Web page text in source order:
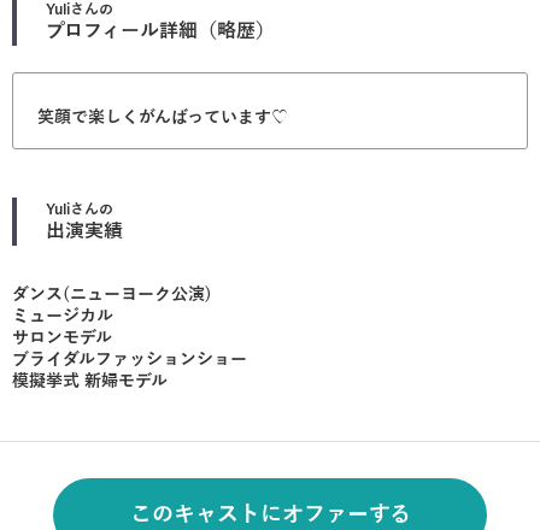
Yuliさんの
プロフィール詳細（略歴）
笑顔で楽しくがんばっています♡
Yuliさんの
出演実績
ダンス(ニューヨーク公演)
ミュージカル
サロンモデル
ブライダルファッションショー
模擬挙式 新婦モデル
このキャストにオファーする